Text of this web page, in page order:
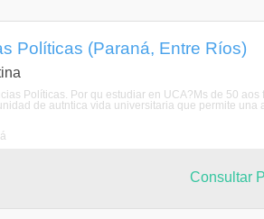
Políticas (Paraná, Entre Ríos)
Políticas. Por qu estudiar en UCA?Ms de 50
de autntica vida universitaria que permite
Consultar